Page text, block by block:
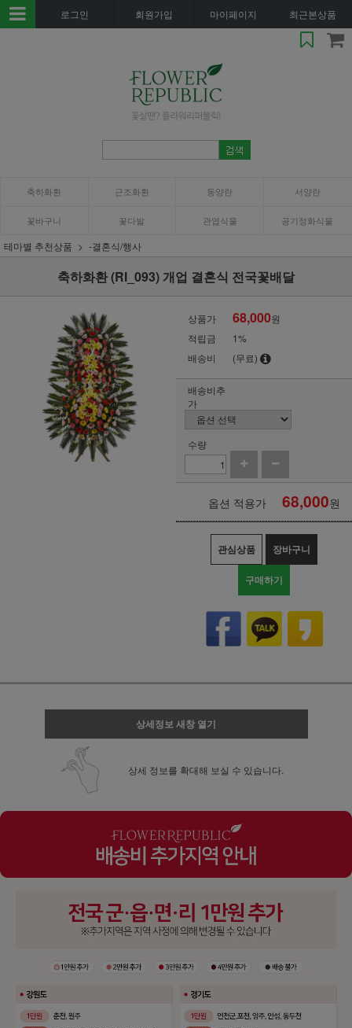
로그인 회원가입 마이페이지 최근본상품
축하화환 근조화환 동양란 서양란
꽃바구니 꽃다발 관엽식물 공기정화식물
테마별 추천상품 -결혼식/행사
축하화환 (RI_093) 개업 결혼식 전국꽃배달
상품가 68,000원
적립금
1%
배송비
(무료)
배송비추
가
수량
옵션 적용가 68,000원
관심상품 장바구니
구매하기
상세정보 새창 열기
상세 정보를 확대해 보실 수 있습니다.